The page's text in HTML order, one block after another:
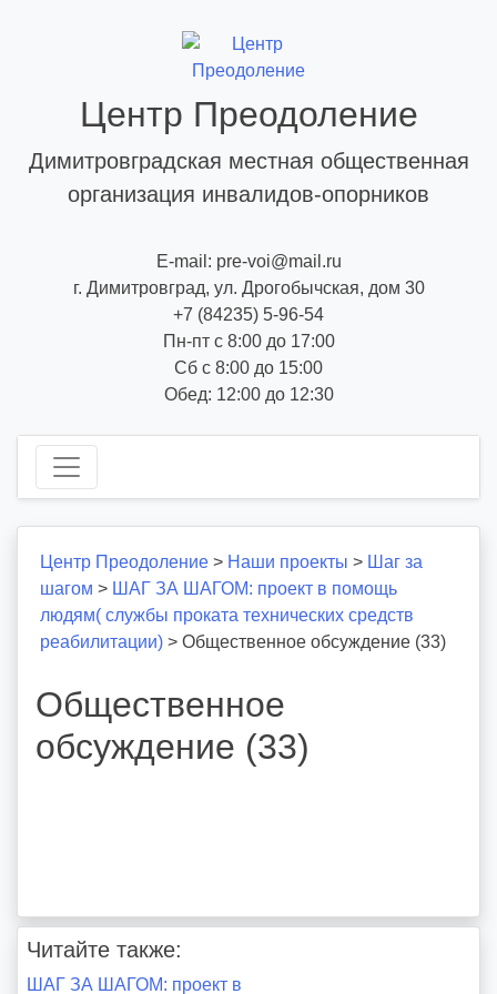
Центр Преодоление
Димитровградская местная общественная
организация инвалидов-опорников
E-mail: pre-voi@mail.ru
г. Димитровград, ул. Дрогобычская, дом 30
+7 (84235) 5-96-54
Пн-пт с 8:00 до 17:00
Сб с 8:00 до 15:00
Обед: 12:00 до 12:30
Центр Преодоление > Наши проекты > Шаг за
шагом > ШАГ ЗА ШАГОМ: проект в помощь
людям( службы проката технических средств
реабилитации) > Общественное обсуждение (33)
Общественное
обсуждение (33)
Читайте также:
ШАГ ЗА ШАГОМ: проект в